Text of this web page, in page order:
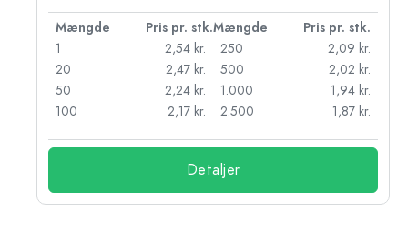
Mængde Pris pr. stk.Mængde
Pris pr. stk.
1
2,54 kr.
20
2,47 kr.
50
2,24 kr.
100
2,17 kr.
250
2,09 kr.
500
2,02 kr.
1.000
1,94 kr.
2.500
1,87 kr.
Detaljer